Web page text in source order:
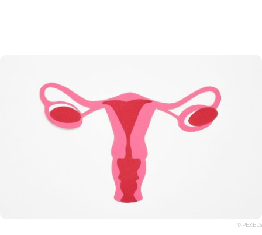
© PEXELS